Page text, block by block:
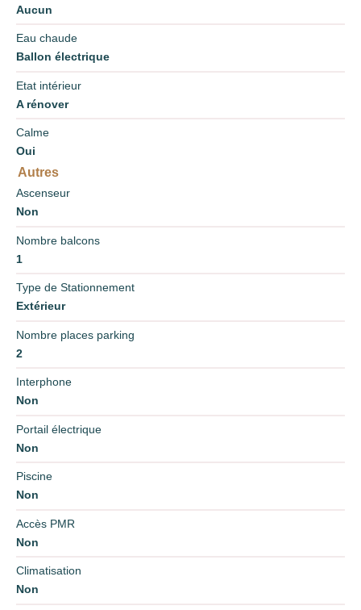
Aucun
Eau chaude
Ballon électrique
Etat intérieur
A rénover
Calme
Oui
Autres
Ascenseur
Non
Nombre balcons
1
Type de Stationnement
Extérieur
Nombre places parking
2
Interphone
Non
Portail électrique
Non
Piscine
Non
Accès PMR
Non
Climatisation
Non